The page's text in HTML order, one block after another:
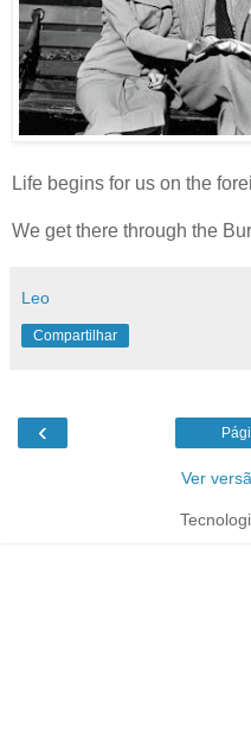
Life begins for us on the
We get there through the
Leo
Compartilhar
‹
Ver